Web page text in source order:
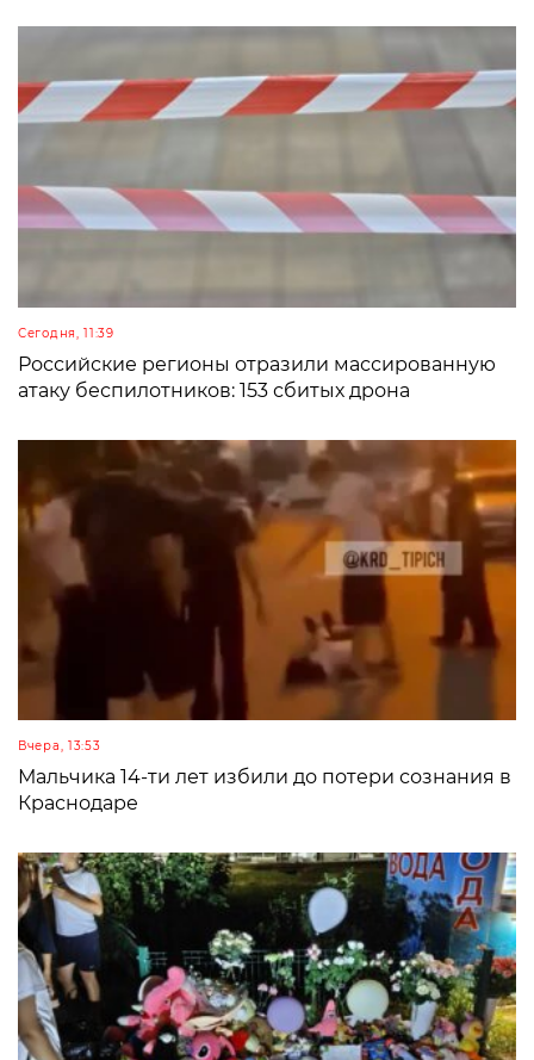
Сегодня, 11:39
Российские регионы отразили массированную
атаку беспилотников: 153 сбитых дрона
Вчера, 13:53
Мальчика 14-ти лет избили до потери сознания в
Краснодаре